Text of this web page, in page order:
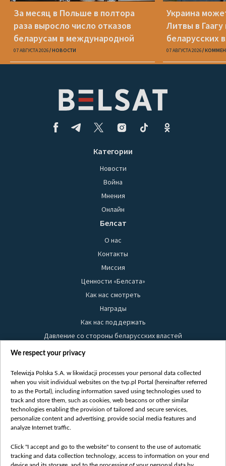
За месяц в Польше в полтора
раза выросло число отказов
беларусам в международной
защите
07 АВГУСТА 2026 НОВОСТИ
Украина
Литвы в Гаагу
беларусских
07 АВГУСТА 2026
Категории
Новости
Война
Мнения
Онлайн
Белсат
О нас
Контакты
Миссия
Ценности «Белсата»
Как нас смотреть
Награды
Как нас поддержать
Давление со стороны беларусских властей
Правила использования материалов
Безопасность
Youtube
Белсат news
Белсат Life
Belsat English
Biełsat PL
We respect your privacy
Telewizja Polska S.A. w likwidacji processes your personal data collected
when you visit individual websites on the tvp.pl Portal (hereinafter referred
to as the Portal), including information saved using technologies used to
track and store them, such as cookies, web beacons or other similar
technologies enabling the provision of tailored and secure services,
personalize content and advertising, provide social media features and
analyze Internet traffic.
Click "I accept and go to the website" to consent to the use of automatic
tracking and data collection technology, access to information on your end